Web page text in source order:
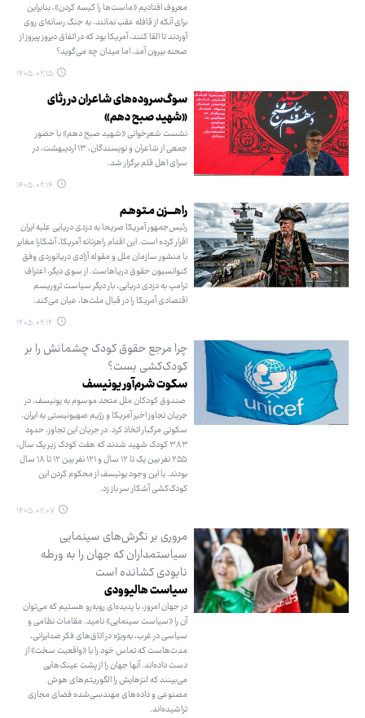
معروف افتادیم «ماست‌ها را کیسه کردن»، بنابراین
برای آنکه از قافله عقب نمانند، به جنگ رسانه‌ای روی
آوردند تا القا کنند، آمریکا بود که در اتفاق دیروز پیروز از
صحنه بیرون آمد، اما میدان چه می‌گوید؟
۱۴۰۵.۰۲.۱۵
سوگ‌سروده‌های شاعران در رثای
«شهید صبح دهم»
نشست شعرخوانی «شهید صبح دهم» با حضور
جمعی از شاعران و نویسندگان، ۱۳ اردیبهشت‌، در
سرای اهل قلم برگزار شد.
۱۴۰۵.۰۲.۱۴
راهــــزن مـتوهـم
رئیس‌جمهور آمریکا صریحا به دزدی دریایی علیه ایران
اقرار کرده است. این اقدام راهزنانه آمریکا، آشکارا مغایر
با منشور سازمان ملل و مقوله آزادی دریانوردی وفق
کنوانسیون حقوق دریاهاست. از سوی دیگر، اعتراف
ترامپ به دزدی دریایی، بار دیگر سیاست تروریسم
اقتصادی آمریکا را در قبال ملت‌ها، عیان می‌کند.
۱۴۰۵.۰۲.۱۴
چرا مرجع حقوق کودک چشمانش را بر
کودک‌کشی بست؟
سکوت شرم‌آور یونیسف
صندوق کودکان ملل متحد موسوم به یونیسف، در
جریان تجاوز اخیر آمریکا و رژیم صهیونیستی به ایران،
سکوتی مرگبار اتخاذ کرد. در جریان این تجاوز، حدود
۳۸۳ کودک شهید شدند که هفت کودک زیر یک سال،
۲۵۵ نفر بین یک تا ۱۲ سال و ۱۲۱ نفر بین ۱۲ تا ۱۸ سال
بودند. با این وجود یونیسف از محکوم کردن این
کودک‌کشی آشکار سر باز زد.
۱۴۰۵.۰۲.۰۷
مروری بر نگرش‌های سینمایی
سیاستمداران که جهان را به ورطه
نابودی کشانده است
سیاست هالیوودی
در جهان امروز، با پدیده‌ای روبه‌رو هستیم که می‌توان
آن را «سیاست سینمایی» نامید. مقامات نظامی و
سیاسی در غرب، به‌ویژه در اتاق‌های فکر ضدایرانی،
مدت‌هاست که تماس خود را با «واقعیت سخت» از
دست داده‌اند. آنها جهان را از پشت عینک‌هایی
می‌بینند که لنزهایش را الگوریتم‌های هوش
مصنوعی و داده‌های مهندسی‌شده فضای مجازی
تراشیده‌اند.